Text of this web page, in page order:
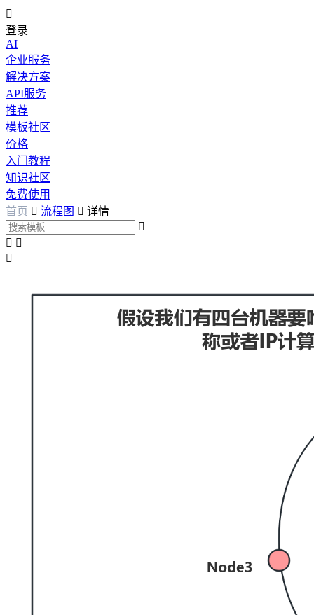

登录
AI
企业服务
解决方案
API服务
推荐
模板社区
价格
入门教程
知识社区
免费使用
首页  流程图  详情

 
